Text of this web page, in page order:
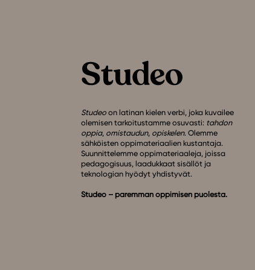
Studeo on latinan kielen verbi, joka kuvailee
olemisen tarkoitustamme osuvasti: tahdon
oppia, omistaudun, opiskelen. Olemme
sähköisten oppimateriaalien kustantaja.
Suunnittelemme oppimateriaaleja, joissa
pedagogisuus, laadukkaat sisällöt ja
teknologian hyödyt yhdistyvät.
Studeo – paremman oppimisen puolesta.